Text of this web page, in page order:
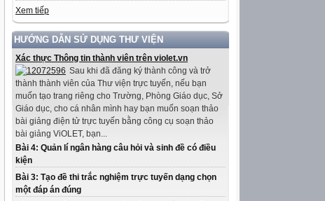
Xem tiếp
HƯỚNG DẪN SỬ DỤNG THƯ VIỆN
Xác thực Thông tin thành viên trên violet.vn
Sau khi đã đăng ký thành công và trở
thành thành viên của Thư viện trực tuyến, nếu bạn
muốn tạo trang riêng cho Trường, Phòng Giáo dục, Sở
Giáo dục, cho cá nhân mình hay bạn muốn soạn thảo
bài giảng điện tử trực tuyến bằng công cụ soạn thảo
bài giảng ViOLET, bạn...
Bài 4: Quản lí ngân hàng câu hỏi và sinh đề có điều
kiện
Bài 3: Tạo đề thi trắc nghiệm trực tuyến dạng chọn
một đáp án đúng